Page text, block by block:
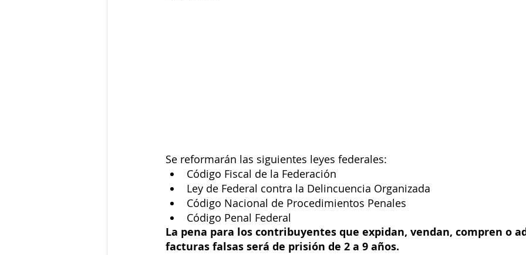
Se reformarán las siguientes leyes federales:
Código Fiscal de la Federación
Ley de Federal contra la Delincuencia Organizada
Código Nacional de Procedimientos Penales
Código Penal Federal
La pena para los contribuyentes que expidan, vendan, compren o
facturas falsas será de prisión de 2 a 9 años.